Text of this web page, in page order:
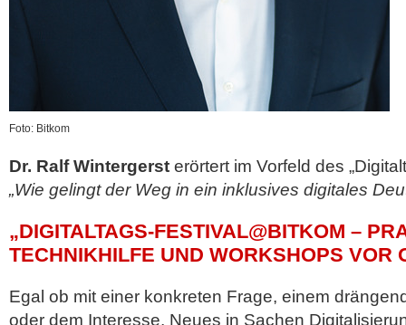
Foto: Bitkom
Dr. Ralf Wintergerst erörtert im Vorfeld des
„Wie gelingt der Weg in ein inklusives digitales
„DIGITALTAGS-FESTIVAL@BITKOM –
TECHNIKHILFE UND WORKSHOPS VOR
Egal ob mit einer konkreten Frage, einem
oder dem Interesse, Neues in Sachen